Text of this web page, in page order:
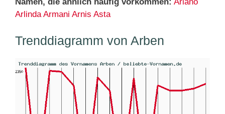
Arlinda Armani Arnis Asta
Trenddiagramm von Arben